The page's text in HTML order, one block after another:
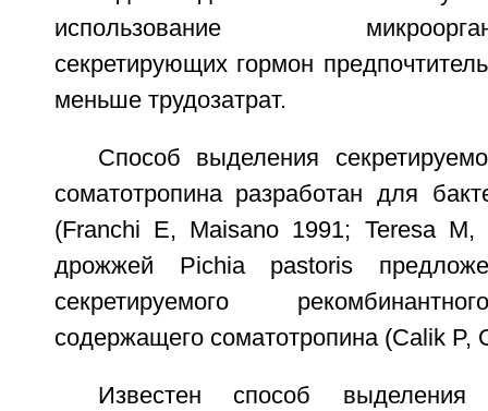
использование
секретирующих гормон
меньше трудозатрат.
Способ выделения
соматотропина разработан для
(Franchi E, Maisano 1991; Teresa
дрожжей Pichia pastoris
секретируемого
содержащего соматотропина (Calik P,
Известен способ выделения